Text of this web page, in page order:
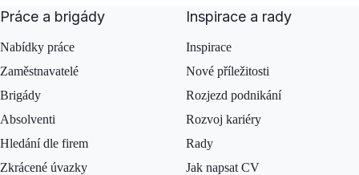
Práce a brigády
Nabídky práce
Zaměstnavatelé
Brigády
Absolventi
Hledání dle firem
Zkrácené úvazky
Inspirace a rady
Inspirace
Nové příležitosti
Rozjezd podnikání
Rozvoj kariéry
Rady
Jak napsat CV